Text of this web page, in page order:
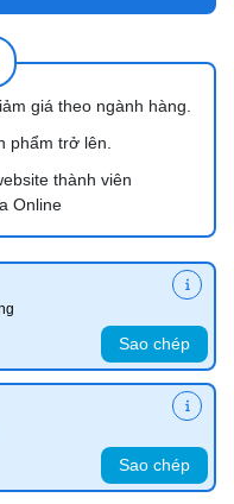
giá theo ngành hàng.
phẩm trở lên.
thành viên
Online
Sao chép
Sao chép